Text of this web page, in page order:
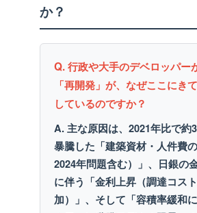
か？
Q. 行政や大手のデベロッパー
「再開発」が、なぜここにき
しているのですか？
A. 主な原因は、2021年比で約
暴騰した「建築資材・人件費
2024年問題含む）」、日銀の
に伴う「金利上昇（調達コス
加）」、そして「容積率緩和